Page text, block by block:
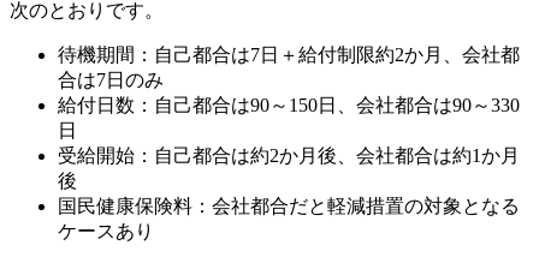
次のとおりです。
待機期間：自己都合は7日＋給付制限約2か月、会社都
合は7日のみ
給付日数：自己都合は90～150日、会社都合は90～330
日
受給開始：自己都合は約2か月後、会社都合は約1か月
後
国民健康保険料：会社都合だと軽減措置の対象となる
ケースあり